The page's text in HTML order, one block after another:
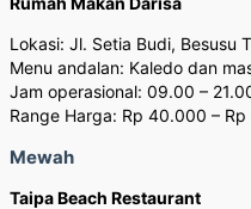
Lokasi: Jl. Setia Budi, Besusu
Menu andalan: Kaledo dan
Jam operasional: 09.00 –
Range Harga: Rp 40.000 –
Mewah
Taipa Beach Restaurant